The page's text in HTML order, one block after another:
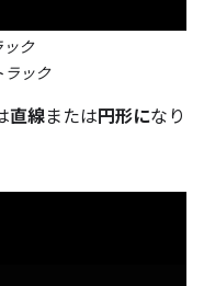
ック
ラック
直線または 円形になり